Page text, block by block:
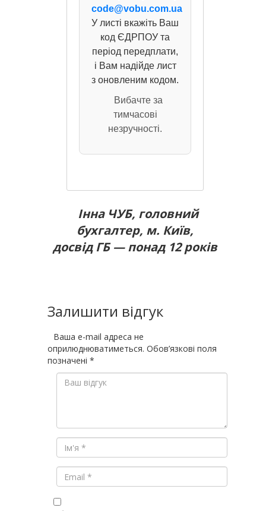
code@vobu.com.ua
У листі вкажіть Ваш
код ЄДРПОУ та
період передплати,
і Вам надійде лист
з оновленим кодом.
Вибачте за
тимчасові
незручності.
Інна ЧУБ, головний
бухгалтер, м. Київ,
досвід ГБ — понад 12 років
Залишити відгук
Ваша e-mail адреса не
оприлюднюватиметься. Обов’язкові поля
позначені *